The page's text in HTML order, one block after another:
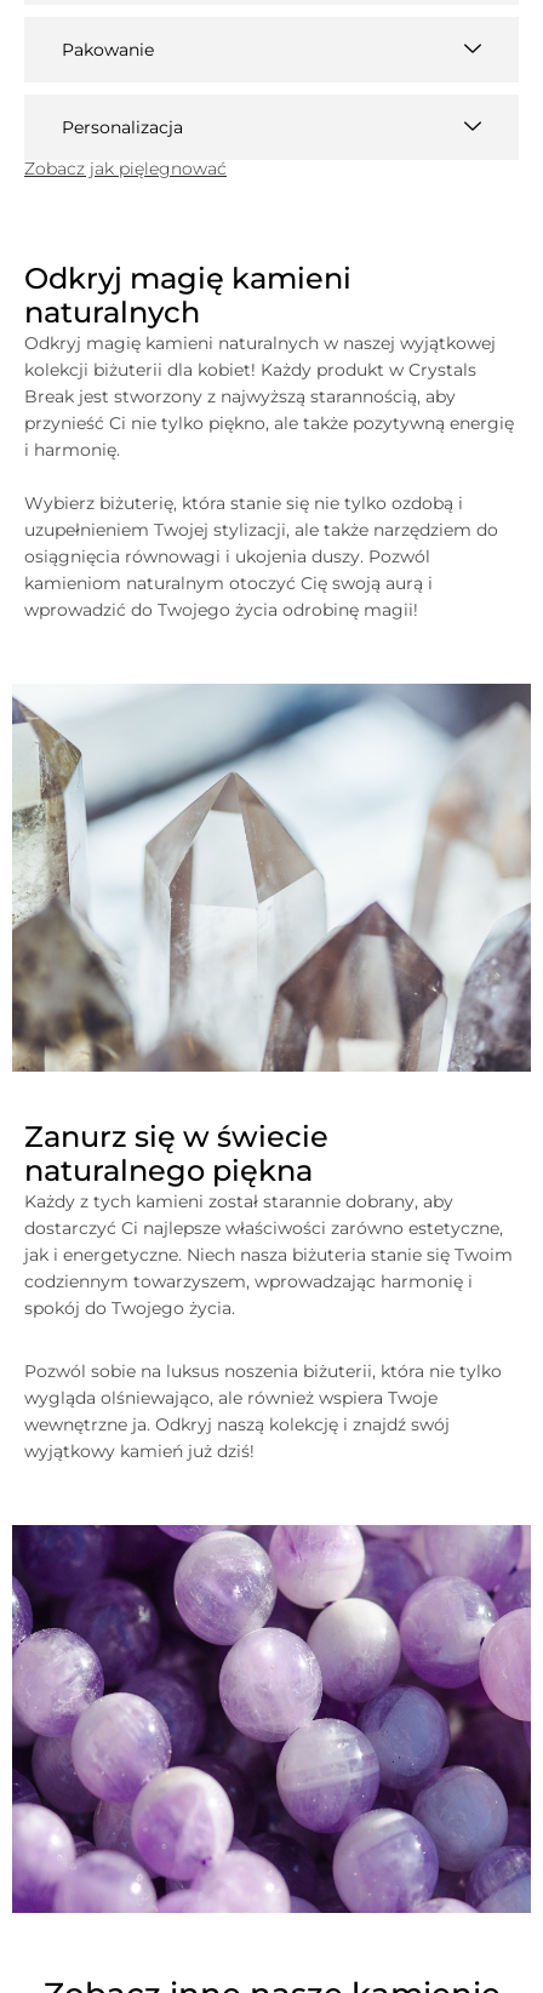
Pakowanie
Personalizacja
Zobacz jak pięlegnować
Odkryj magię kamieni
naturalnych
Odkryj magię kamieni naturalnych w naszej wyjątkowej
kolekcji biżuterii dla kobiet! Każdy produkt w Crystals
Break jest stworzony z najwyższą starannością, aby
przynieść Ci nie tylko piękno, ale także pozytywną energię
i harmonię.
Wybierz biżuterię, która stanie się nie tylko ozdobą i
uzupełnieniem Twojej stylizacji, ale także narzędziem do
osiągnięcia równowagi i ukojenia duszy. Pozwól
kamieniom naturalnym otoczyć Cię swoją aurą i
wprowadzić do Twojego życia odrobinę magii!
Zanurz się w świecie
naturalnego piękna
Każdy z tych kamieni został starannie dobrany, aby
dostarczyć Ci najlepsze właściwości zarówno estetyczne,
jak i energetyczne. Niech nasza biżuteria stanie się Twoim
codziennym towarzyszem, wprowadzając harmonię i
spokój do Twojego życia.
Pozwól sobie na luksus noszenia biżuterii, która nie tylko
wygląda olśniewająco, ale również wspiera Twoje
wewnętrzne ja. Odkryj naszą kolekcję i znajdź swój
wyjątkowy kamień już dziś!